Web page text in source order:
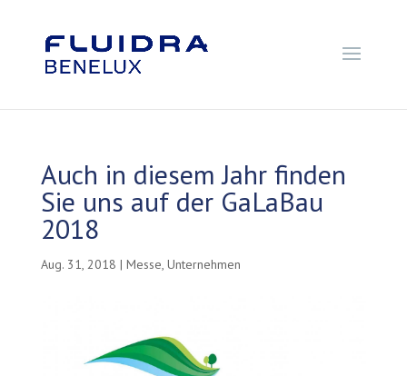
Auch in diesem Jahr finden
Sie uns auf der GaLaBau
2018
Aug. 31, 2018 | Messe, Unternehmen